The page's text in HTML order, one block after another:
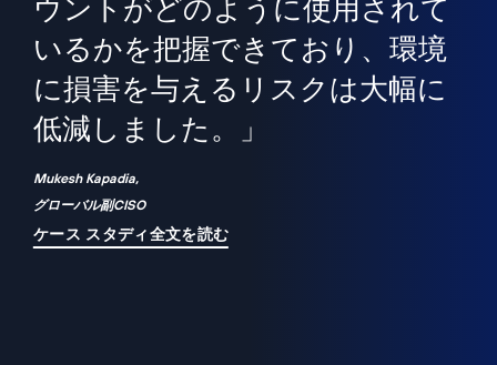
ウントがどのように使用されて
いるかを把握できており、環境
に損害を与えるリスクは大幅に
低減しました。」
Mukesh Kapadia,
グローバル副CISO
ケース スタディ全文を読む